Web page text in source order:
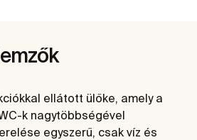
ellátott ülőke, amely a
k nagytöbbségével
egyszerű, csak víz és